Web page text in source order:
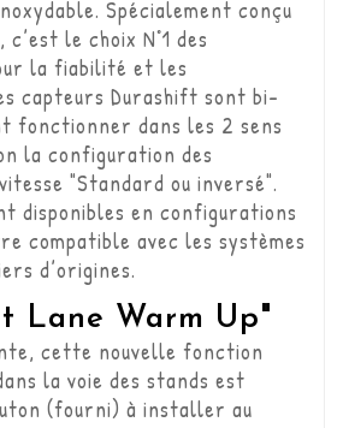
Spécialement conçu
le choix N°1 des
la fiabilité et les
capteurs Durashift sont bi-
fonctionner dans les 2 sens
la configuration des
"Standard ou inversé".
disponibles en configurations
compatible avec les systèmes
d’origines.
Lane Warm Up"
cette nouvelle fonction
la voie des stands est
(fourni) à installer au